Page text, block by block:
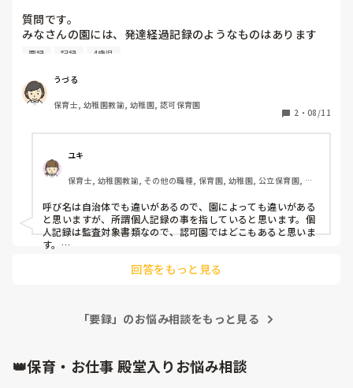
質問です。
みなさんの園には、発達経過記録のようなものはあります
か？幼稚園でいえば要録のようなものですが、それを月単位
去年のリーダーは、先月書いたことでできていると判断した
ものは書かなくていいから、別に成長したことや引き続き援
を再度確認して内容が被らないようにして欲しいと言われま
した。私もこの考えには納得で、先月のものを見て書くのが
好ましいと思っています。
今年のリーダーは、基本的に見ないで書いて欲しいようで、
先月のを見たいからだありかを教えてくださいと聞いたら、
一回見ないで書いて、と言われました。
先生によって考え方が違うから、言い分が違うのも分かりま
すが、見ないで書くっていうのはどうなの？と思いました…
して記録していた内容は削除され、このことについて書いて
どコロナやら何やらでなかなかできていないのは仕方ないで
確かに子どもやクラスを見る力はあるかもしれないけど、だ
要録 記録 4歳児
うづる
保育士, 幼稚園教諭, 幼稚園, 認可保育園
2 ・ 08/11
ユキ
保育士, 幼稚園教諭, その他の職種, 保育園, 幼稚園, 公立保育園, 認
児童発達支援施設, その他の職場
呼び名は自治体でも違いがあるので、園によっても違いがある
と思いますが、所謂個人記録の事を指していると思います。個
人記録は監査対象書類なので、認可園ではどこもあると思いま
す。
それに準じた記録方法をされるしかないかと思います。
園内で、記入の際のすり合わせが出来ていないという事に先生
は気付かれたのではないでしょうか？もう一つ踏み込むと、子
回答をもっと見る
「要録」のお悩み相談をもっと見る
👑保育・お仕事 殿堂入りお悩み相談